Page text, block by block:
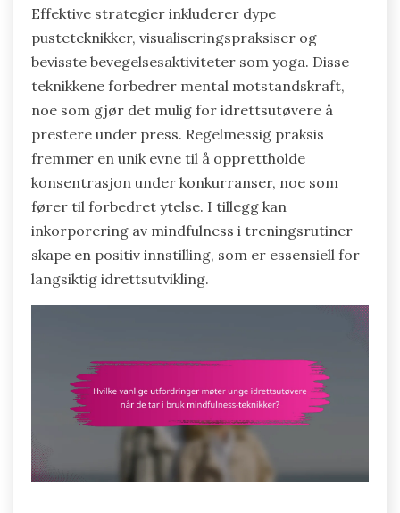
Effektive strategier inkluderer dype
pusteteknikker, visualiseringspraksiser og
bevisste bevegelsesaktiviteter som yoga. Disse
teknikkene forbedrer mental motstandskraft,
noe som gjør det mulig for idrettsutøvere å
prestere under press. Regelmessig praksis
fremmer en unik evne til å opprettholde
konsentrasjon under konkurranser, noe som
fører til forbedret ytelse. I tillegg kan
inkorporering av mindfulness i treningsrutiner
skape en positiv innstilling, som er essensiell for
langsiktig idrettsutvikling.